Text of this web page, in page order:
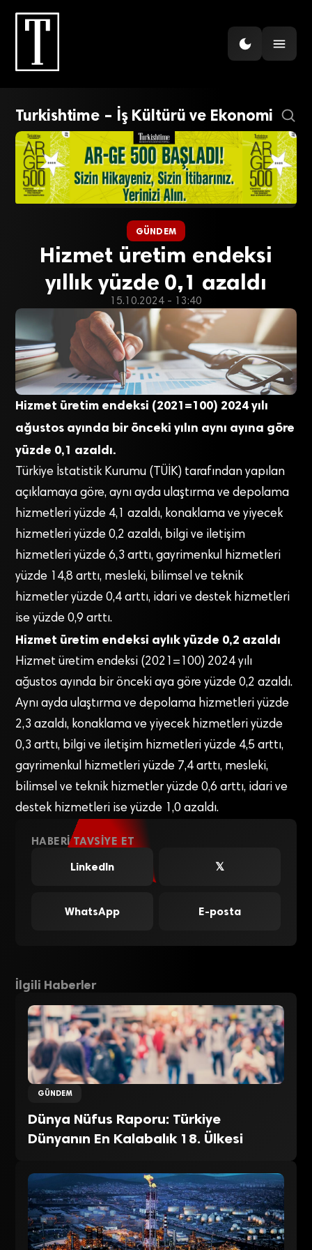
Turkishtime – İş Kültürü ve Ekonomi
GÜNDEM
Hizmet üretim endeksi
yıllık yüzde 0,1 azaldı
15.10.2024 - 13:40
Hizmet üretim endeksi (2021=100) 2024 yılı
ağustos ayında bir önceki yılın aynı ayına göre
yüzde 0,1 azaldı.
Türkiye İstatistik Kurumu (TÜİK) tarafından yapılan
açıklamaya göre, aynı ayda ulaştırma ve depolama
hizmetleri yüzde 4,1 azaldı, konaklama ve yiyecek
hizmetleri yüzde 0,2 azaldı, bilgi ve iletişim
hizmetleri yüzde 6,3 arttı, gayrimenkul hizmetleri
yüzde 14,8 arttı, mesleki, bilimsel ve teknik
hizmetler yüzde 0,4 arttı, idari ve destek hizmetleri
ise yüzde 0,9 arttı.
Hizmet üretim endeksi aylık yüzde 0,2 azaldı
Hizmet üretim endeksi (2021=100) 2024 yılı
ağustos ayında bir önceki aya göre yüzde 0,2 azaldı.
Aynı ayda ulaştırma ve depolama hizmetleri yüzde
2,3 azaldı, konaklama ve yiyecek hizmetleri yüzde
0,3 arttı, bilgi ve iletişim hizmetleri yüzde 4,5 arttı,
gayrimenkul hizmetleri yüzde 7,4 arttı, mesleki,
bilimsel ve teknik hizmetler yüzde 0,6 arttı, idari ve
destek hizmetleri ise yüzde 1,0 azaldı.
HABERI TAVSIYE ET
LinkedIn
𝕏
WhatsApp E-posta
İlgili Haberler
GÜNDEM
Dünya Nüfus Raporu: Türkiye
Dünyanın En Kalabalık 18. Ülkesi